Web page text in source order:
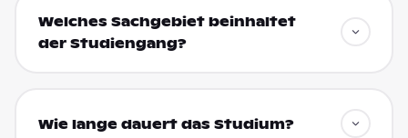
Welches Sachgebiet beinhaltet
der Studiengang?
Wie lange dauert das Studium?